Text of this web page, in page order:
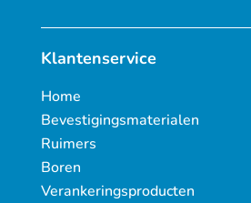
Klantenservice
Home
Bevestigingsmaterialen
Ruimers
Boren
Verankeringsproducten